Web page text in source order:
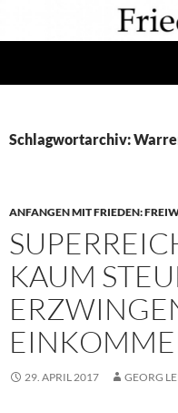
Schlagwortarchiv:
ANFANGEN MIT FRIEDEN:
KAUM
29. APRIL 2017 GEORG